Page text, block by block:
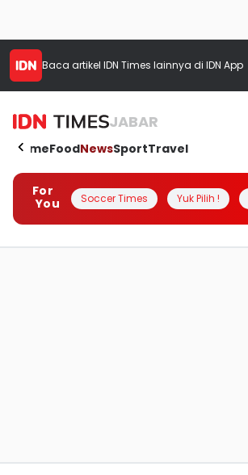
Baca artikel IDN Times lainnya di IDN App
JABAR
HomeFoodNewsSportTravel
For
You
Soccer Times Yuk Pilih !